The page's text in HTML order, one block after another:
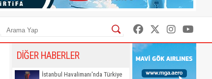
DİĞER HABERLER
İstanbul Havalimanı'nda Türkiye